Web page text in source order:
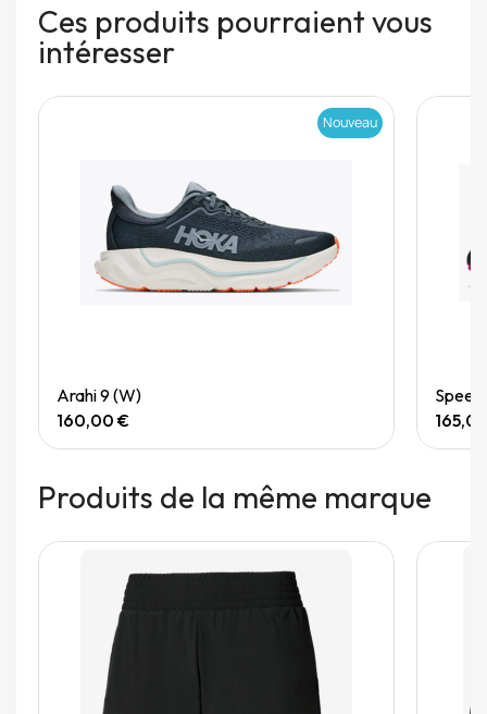
Ces produits pourraient vous
intéresser
Nouveau
Arahi 9 (W)
160,00 €
Produits de la même marque